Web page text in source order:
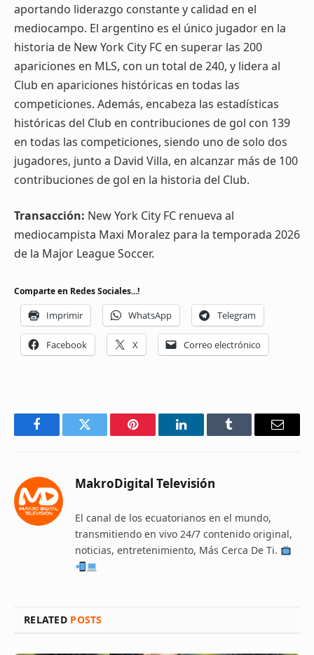
aportando liderazgo constante y calidad en el
mediocampo. El argentino es el único jugador en la
historia de New York City FC en superar las 200
apariciones en MLS, con un total de 240, y lidera al
Club en apariciones históricas en todas las
competiciones. Además, encabeza las estadísticas
históricas del Club en contribuciones de gol con 139
en todas las competiciones, siendo uno de solo dos
jugadores, junto a David Villa, en alcanzar más de 100
contribuciones de gol en la historia del Club.
Transacción: New York City FC renueva al
mediocampista Maxi Moralez para la temporada 2026
de la Major League Soccer.
Comparte en Redes Sociales...!
Imprimir WhatsApp Telegram
Facebook X Correo electrónico
FacebookTwitter Pinterest LinkedInTumblr Email
MakroDigital Televisión
El canal de los ecuatorianos en el mundo,
transmitiendo en vivo 24/7 contenido original,
noticias, entretenimiento, Más Cerca De Ti.
RELATED POSTS